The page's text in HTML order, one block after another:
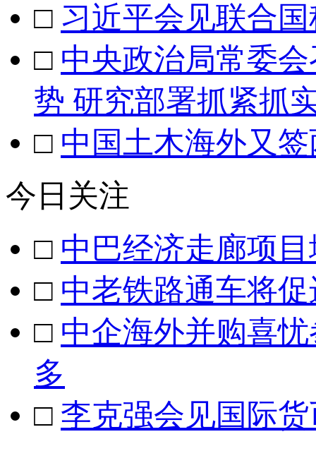
□ 习近平会见联合
□ 中央政治局常委
势 研究部署抓紧抓
□ 中国土木海外又
今日关注
□ 中巴经济走廊项
□ 中老铁路通车将
□ 中企海外并购喜
多
□ 李克强会见国际